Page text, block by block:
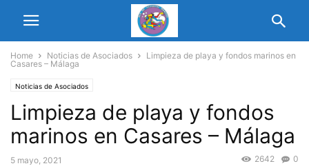
Home Noticias de Asociados
Limpieza de playa y fondos marinos en
Casares – Málaga
Noticias de Asociados
Limpieza de playa y fondos
marinos en Casares – Málaga
5 mayo, 2021 0
2642